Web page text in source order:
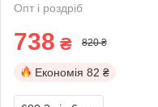
Опт і роздріб
738 ₴ 820 ₴
Економія 82 ₴